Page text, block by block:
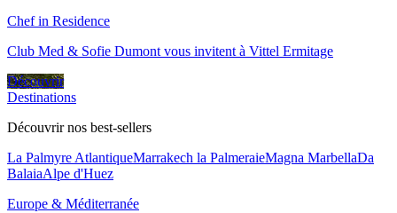
Chef in Residence
Club Med & Sofie Dumont vous invitent à Vittel Ermitage
Découvrir
Destinations
Découvrir nos best-sellers
La Palmyre AtlantiqueMarrakech la PalmeraieMagna MarbellaDa
BalaiaAlpe d'Huez
Europe & Méditerranée